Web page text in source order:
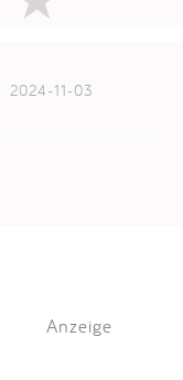
2024-11-03
Anzeige